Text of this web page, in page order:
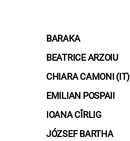
BARAKA
BEATRICE ARZOIU
CHIARA CAMONI (IT)
EMILIAN POSPAII
IOANA CÎRLIG
JÓZSEF BARTHA